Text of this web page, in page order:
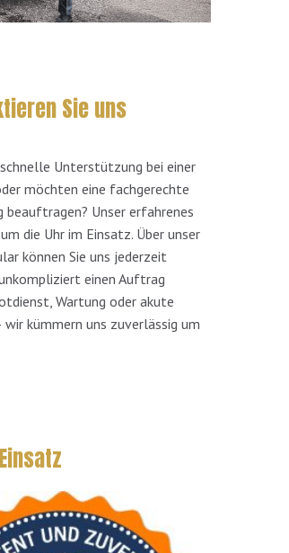
Sie uns
Unterstützung bei einer
möchten eine fachgerechte
beauftragen? Unser erfahrenes
die Uhr im Einsatz. Über unser
können Sie uns jederzeit
einen Auftrag
Wartung oder akute
kümmern uns zuverlässig um